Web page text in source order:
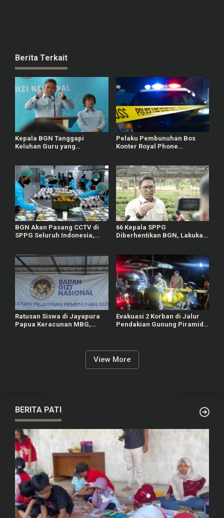
Berita Terkait
Kepala BGN Tanggapi
Keluhan Guru yang
Pelaku Pembunuhan Bos
Konter Royal Phone
BGN Akan Pasang CCTV di
SPPG Seluruh Indonesia,
66 Kepala SPPG
Diberhentikan BGN, Lakukan
Ratusan Siswa di Jayapura
Papua Keracunan MBG,
Evakuasi 2 Korban di Jalur
Pendakian Gunung Piramid
View More
BERITA PATI